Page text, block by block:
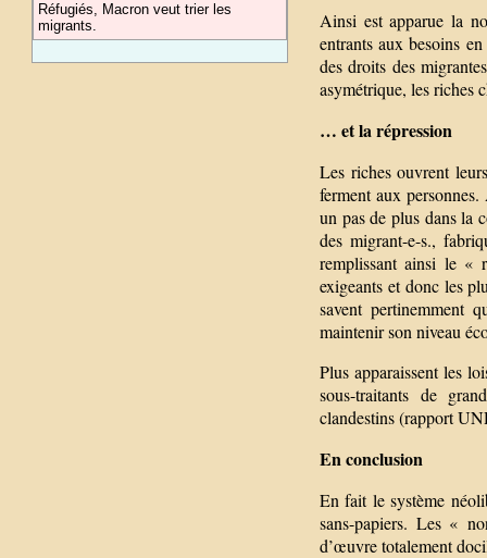
Réfugiés, Macron veut trier les
migrants.
Ainsi est apparue la
entrants aux besoins
des droits des
asymétrique, les riches
… et la répression
Les riches ouvrent
ferment aux
un pas de plus dans la
des migrant-e-s.,
remplissant ainsi le «
exigeants et donc les
savent pertinemment
maintenir son niveau
Plus apparaissent les
sous-traitants de
clandestins (rapport
En conclusion
En fait le système
sans-papiers. Les «
d’œuvre totalement